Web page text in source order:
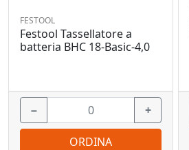
FESTOOL
Festool Tassellatore a
batteria BHC 18-Basic-4,0
− +
ORDINA